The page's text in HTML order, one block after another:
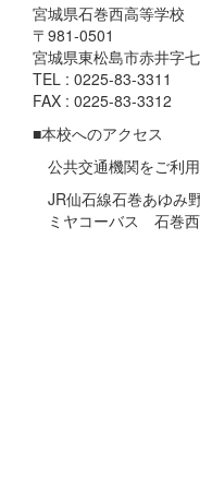
宮城県石巻西高等学校
〒981-0501
宮城県東松島市赤井字
TEL : 0225-83-3311
FAX : 0225-83-3312
■本校へのアクセス
公共交通機関をご利
JR仙石線石巻あゆみ
ミヤコーバス 石巻